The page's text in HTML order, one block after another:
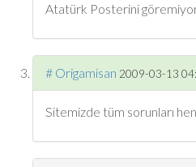
Atatürk Posterini
# Origamisan 2009-03-13
Sitemizde tüm sorunları